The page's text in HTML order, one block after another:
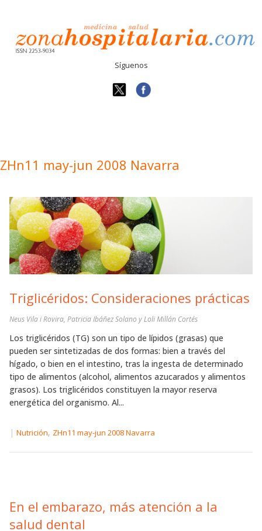
Síguenos
ZHn11 may-jun 2008 Navarra
Triglicéridos: Consideraciones prácticas
Neus Vila i Rovira, Patricia Ibáñez Solano y Loli Millán Cortés
Los triglicéridos (TG) son un tipo de lípidos (grasas) que
pueden ser sintetizadas de dos formas: bien a través del
hígado, o bien en el intestino, tras la ingesta de determinado
tipo de alimentos (alcohol, alimentos azucarados y alimentos
grasos). Los triglicéridos constituyen la mayor reserva
energética del organismo. Al...
| Nutrición, ZHn11 may-jun 2008 Navarra
En el embarazo, más atención a la
salud dental